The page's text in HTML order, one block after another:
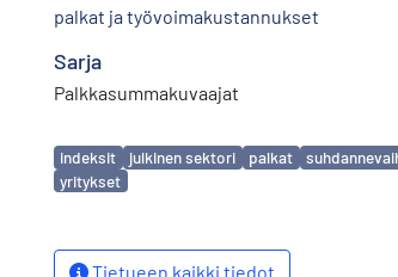
palkat ja työvoimakustannukset
Sarja
Palkkasummakuvaajat
Avainsanat
indeksit julkinen sektori palkat
yritykset
Tietueen kaikki tiedot